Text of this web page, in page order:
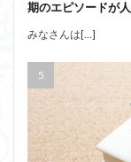
期のエピソードが
みなさんは[…]